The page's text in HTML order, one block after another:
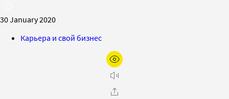
30 January 2020
Карьера и свой бизнес